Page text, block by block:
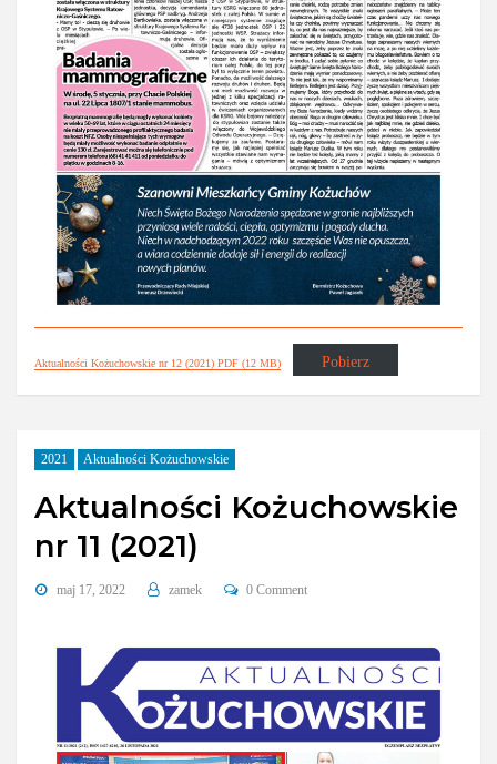
Aktualności Kożuchowskie nr 12 (2021) PDF (12 MB) Pobierz
2021 Aktualności Kożuchowskie
Aktualności Kożuchowskie
nr 11 (2021)
maj 17, 2022 zamek 0 Comment